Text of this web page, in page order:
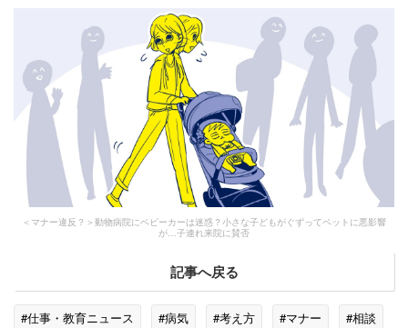
＜マナー違反？＞動物病院にベビーカーは迷惑？小さな子どもがぐずってペットに悪影響
が…子連れ来院に賛否
記事へ戻る
#仕事・教育ニュース #病気 #考え方 #マナー
#相談